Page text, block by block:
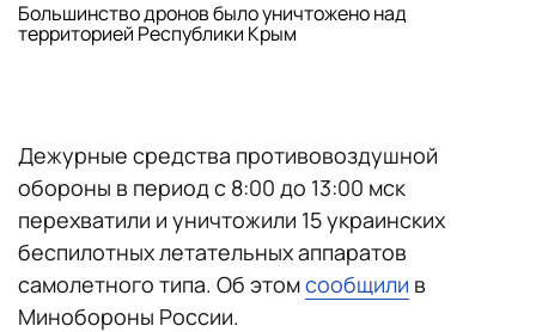
Большинство дронов было уничтожено над
территорией Республики Крым
Дежурные средства противовоздушной
обороны в период с 8:00 до 13:00 мск
перехватили и уничтожили 15 украинских
беспилотных летательных аппаратов
самолетного типа. Об этомсообщили в
Минобороны России.